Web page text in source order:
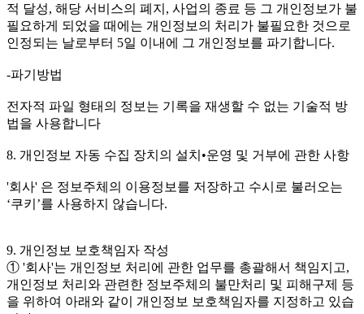
적 달성, 해당 서비스의 폐지, 사업의 종료 등 그 개인정보가 불
필요하게 되었을 때에는 개인정보의 처리가 불필요한 것으로
인정되는 날로부터 5일 이내에 그 개인정보를 파기합니다.
-파기방법
전자적 파일 형태의 정보는 기록을 재생할 수 없는 기술적 방
법을 사용합니다
8. 개인정보 자동 수집 장치의 설치•운영 및 거부에 관한 사항
'회사' 은 정보주체의 이용정보를 저장하고 수시로 불러오는
‘쿠키’를 사용하지 않습니다.
9. 개인정보 보호책임자 작성
① '회사'는 개인정보 처리에 관한 업무를 총괄해서 책임지고,
개인정보 처리와 관련한 정보주체의 불만처리 및 피해구제 등
을 위하여 아래와 같이 개인정보 보호책임자를 지정하고 있습